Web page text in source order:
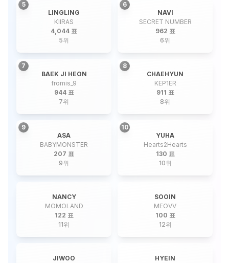
5
LINGLING
KIIRAS
4,044 표
5위
6
NAVI
SECRET NUMBER
962 표
6위
7
BAEK JI HEON
fromis_9
944 표
7위
8
CHAEHYUN
KEP1ER
911 표
8위
9
ASA
BABYMONSTER
207 표
9위
10
YUHA
Hearts2Hearts
130 표
10위
NANCY
MOMOLAND
122 표
11위
SOOIN
MEOVV
100 표
12위
JIWOO
HYEIN